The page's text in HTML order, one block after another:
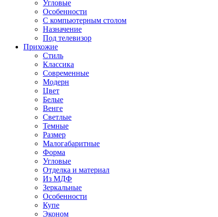
Угловые
Особенности
С компьютерным столом
Назначение
Под телевизор
Прихожие
Стиль
Классика
Современные
Модерн
Цвет
Белые
Венге
Светлые
Темные
Размер
Малогабаритные
Форма
Угловые
Отделка и материал
Из МДФ
Зеркальные
Особенности
Купе
Эконом